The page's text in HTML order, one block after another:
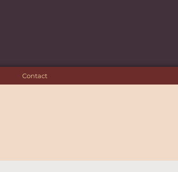
Contact